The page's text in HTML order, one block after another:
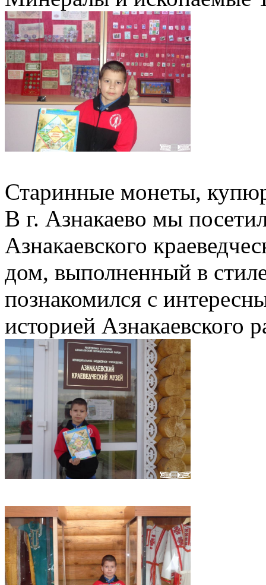
Старинные монеты,
В г. Азнакаево мы
Азнакаевского
дом, выполненный в
познакомился с
историей Азнакаевского